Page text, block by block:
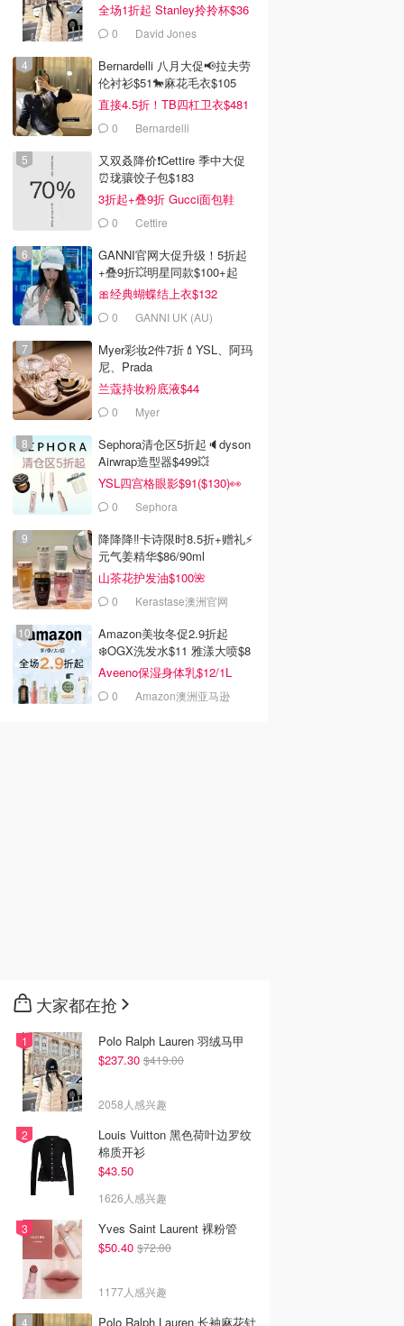
全场1折起 Stanley拎拎杯$36
0 David Jones
Bernardelli 八月大促📢拉夫劳
伦衬衫$51🐎麻花毛衣$105
直接4.5折！TB四杠卫衣$481
0 Bernardelli
又双叒降价❗️Cettire 季中大促
⏰珑骧饺子包$183
3折起+叠9折 Gucci面包鞋
$9910 Cettire
GANNI官网大促升级！5折起
+叠9折💥明星同款$100+起
🎀经典蝴蝶结上衣$132
0 GANNI UK (AU)
Myer彩妆2件7折💄YSL、阿玛
尼、Prada
兰蔻持妆粉底液$44
0 Myer
Sephora清仓区5折起🔈dyson
Airwrap造型器$499💥
YSL四宫格眼影$91($130)👀
0 Sephora
降降降‼️卡诗限时8.5折+赠礼⚡
元气姜精华$86/90ml
山茶花护发油$100🌺
0 Kerastase澳洲官网
Amazon美妆冬促2.9折起
❄️OGX洗发水$11 雅漾大喷$8
Aveeno保湿身体乳$12/1L
0 Amazon澳洲亚马逊
大家都在抢
Polo Ralph Lauren 羽绒马甲
$237.30 $419.00
2058人感兴趣
Louis Vuitton 黑色荷叶边罗纹
棉质开衫
$43.50
1626人感兴趣
Yves Saint Laurent 裸粉管
$50.40 $72.00
1177人感兴趣
Polo Ralph Lauren 长袖麻花针